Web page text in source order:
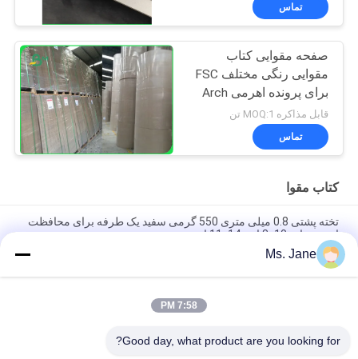
تماس
صفحه مقوایی کتاب
مقوایی رنگی مختلف FSC
برای پرونده اهرمی Arch
Archive
قابل مذاکره MOQ:1 تن
تماس
کتاب مقوا
تخته پشتی 0.8 میلی متری 550 گرمی سفید یک طرفه برای محافظت
از هنر چاپ 8x10 اینچ 11x14 اینچ
تخته 71 × 96 سانتی متری
55lb Matte Surface Finish Black Cardstock For Scrapbooking
Ms. Jane
7:58 PM
Good day, what product are you looking for?